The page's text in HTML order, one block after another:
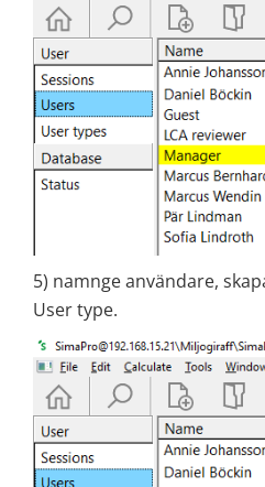
5) namnge användare,
User type.